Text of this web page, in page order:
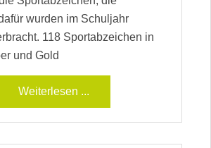
wurden im Schuljahr
118 Sportabzeichen in
und Gold
Weiterlesen ...